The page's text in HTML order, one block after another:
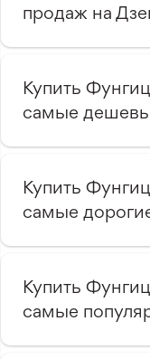
продаж на
Купить
самые
Купить
самые
Купить
самые